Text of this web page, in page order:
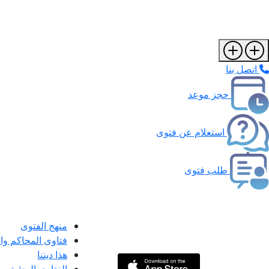
اتصل بنا
حجز موعد
استعلام عن فتوى
طلب فتوى
منهج الفتوى
فتاوى المحاكم
هذا ديننا